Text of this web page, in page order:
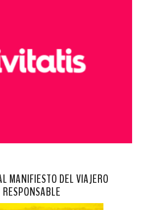
MANIFIESTO DEL VIAJERO
RESPONSABLE